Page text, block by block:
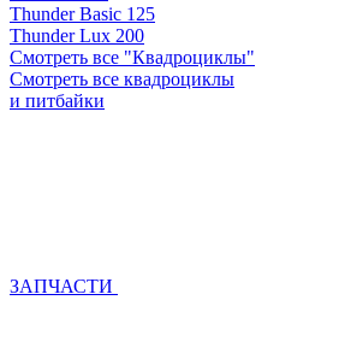
Thunder Basic 125
Thunder Lux 200
Смотреть все "Квадроциклы"
Смотреть все квадроциклы
и питбайки
ЗАПЧАСТИ